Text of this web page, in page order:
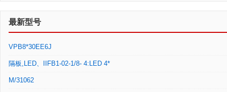
最新型号
VPB8*30EE6J
隔板,LED、IIFB1-02-1/8- 4:LED 4*
M/31062